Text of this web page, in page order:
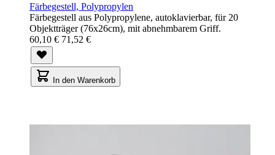
Färbegestell, Polypropylen
Färbegestell aus Polypropylene, autoklavierbar, für 20
Objektträger (76x26cm), mit abnehmbarem Griff.
60,10 € 71,52 €
In den Warenkorb